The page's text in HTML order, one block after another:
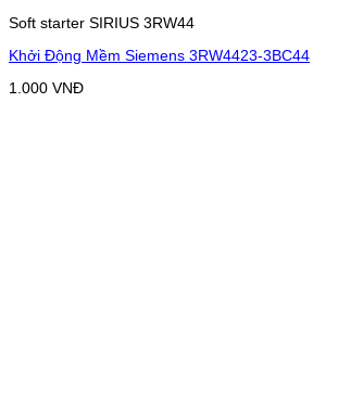
Soft starter SIRIUS 3RW44
Khởi Động Mềm Siemens 3RW4423-3BC44
1.000 VNĐ